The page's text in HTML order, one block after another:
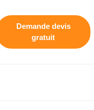
Demande devis
gratuit